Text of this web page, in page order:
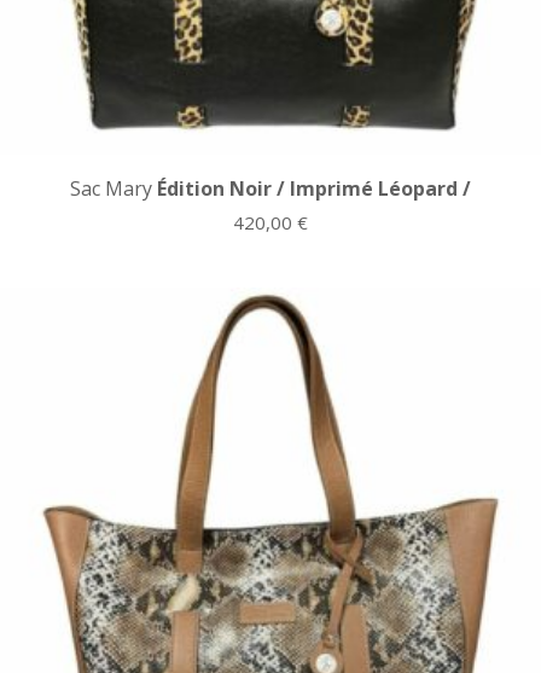
Sac Mary Édition Noir / Imprimé Léopard /
420,00 €